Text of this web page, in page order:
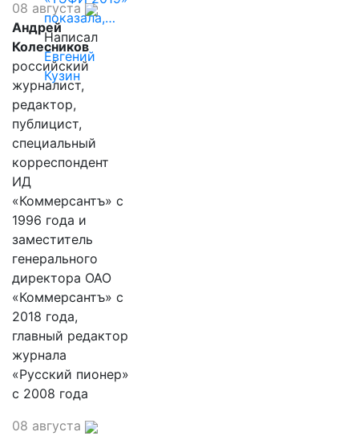
показала,…
Написал
Евгений
Кузин
08 августа
Андрей
Колесников
российский
журналист,
редактор,
публицист,
специальный
корреспондент
ИД
«Коммерсантъ» с
1996 года и
заместитель
генерального
директора ОАО
«Коммерсантъ» с
2018 года,
главный редактор
журнала
«Русский пионер»
с 2008 года
08 августа